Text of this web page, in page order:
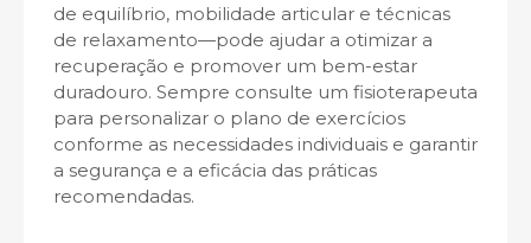
de equilíbrio, mobilidade articular e técnicas
de relaxamento—pode ajudar a otimizar a
recuperação e promover um bem-estar
duradouro. Sempre consulte um fisioterapeuta
para personalizar o plano de exercícios
conforme as necessidades individuais e garantir
a segurança e a eficácia das práticas
recomendadas.